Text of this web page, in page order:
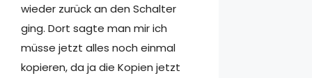
wieder zurück an den Schalter
ging. Dort sagte man mir ich
müsse jetzt alles noch einmal
kopieren, da ja die Kopien jetzt